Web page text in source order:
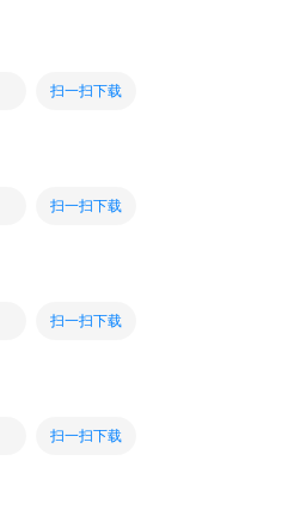
扫一扫下载
扫一扫下载
扫一扫下载
扫一扫下载